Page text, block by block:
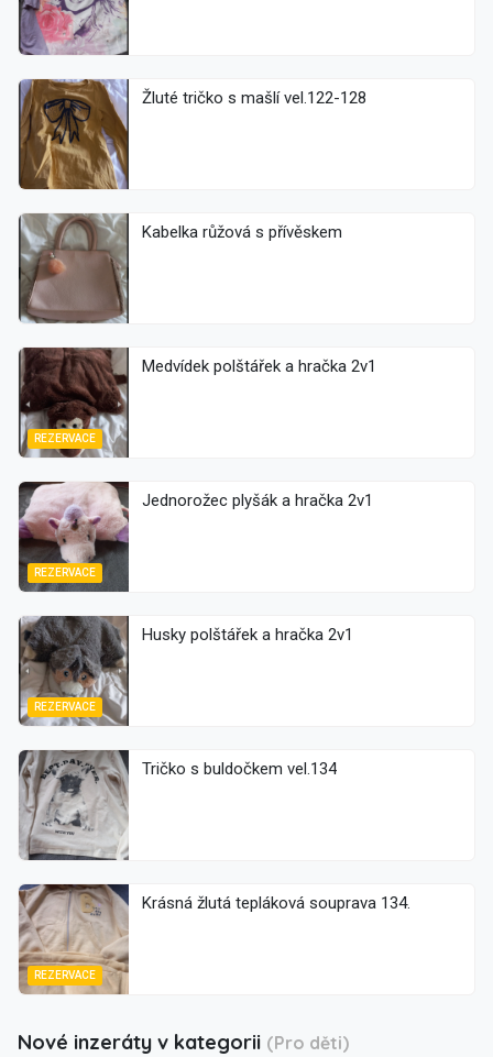
Žluté tričko s mašlí vel.122-128
Kabelka růžová s přívěskem
REZERVACE
Medvídek polštářek a hračka 2v1
REZERVACE
Jednorožec plyšák a hračka 2v1
REZERVACE
Husky polštářek a hračka 2v1
Tričko s buldočkem vel.134
REZERVACE
Krásná žlutá tepláková souprava 134.
Nové inzeráty v kategorii (Pro děti)